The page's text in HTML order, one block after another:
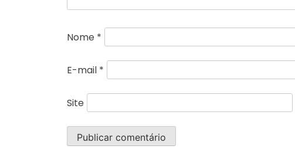
Nome *
E-mail *
Site